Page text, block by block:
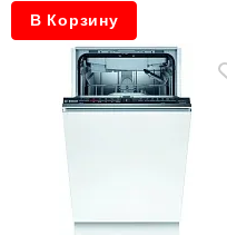
В Корзину